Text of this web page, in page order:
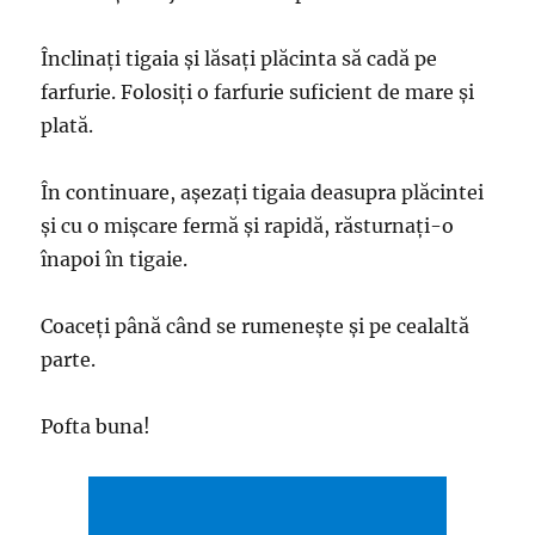
Înclinați tigaia și lăsați plăcinta să cadă pe
farfurie. Folosiți o farfurie suficient de mare și
plată.
În continuare, așezați tigaia deasupra plăcintei
și cu o mișcare fermă și rapidă, răsturnați-o
înapoi în tigaie.
Coaceți până când se rumenește și pe cealaltă
parte.
Pofta buna!